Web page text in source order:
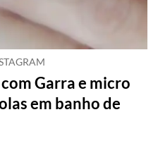
Garra e micro
em banho de